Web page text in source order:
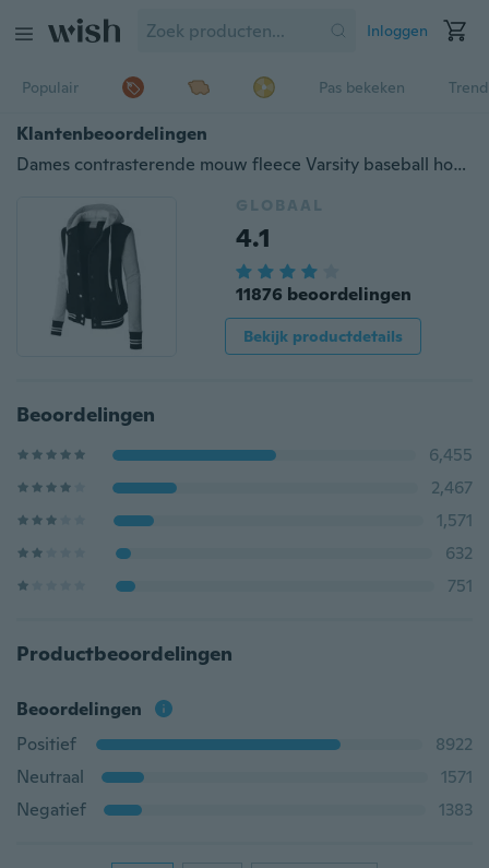
Inloggen
Populair Pas bekeken
Klantenbeoordelingen
Dames contrasterende mouw fleece Varsity baseball hoodiejas
GLOBAAL
4.1
11876 beoordelingen
Bekijk productdetails
Beoordelingen
6,455
2,467
1,571
632
751
Productbeoordelingen
Beoordelingen
Positief
8922
Neutraal
1571
Negatief
1383